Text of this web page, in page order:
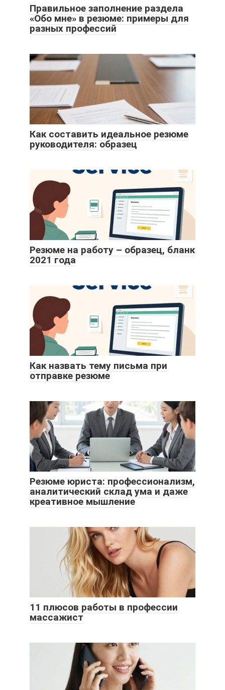
Правильное заполнение раздела
«Обо мне» в резюме: примеры для
разных профессий
Как составить идеальное резюме
руководителя: образец
Резюме на работу – образец, бланк
2021 года
Как назвать тему письма при
отправке резюме
Резюме юриста: профессионализм,
аналитический склад ума и даже
креативное мышление
11 плюсов работы в профессии
массажист